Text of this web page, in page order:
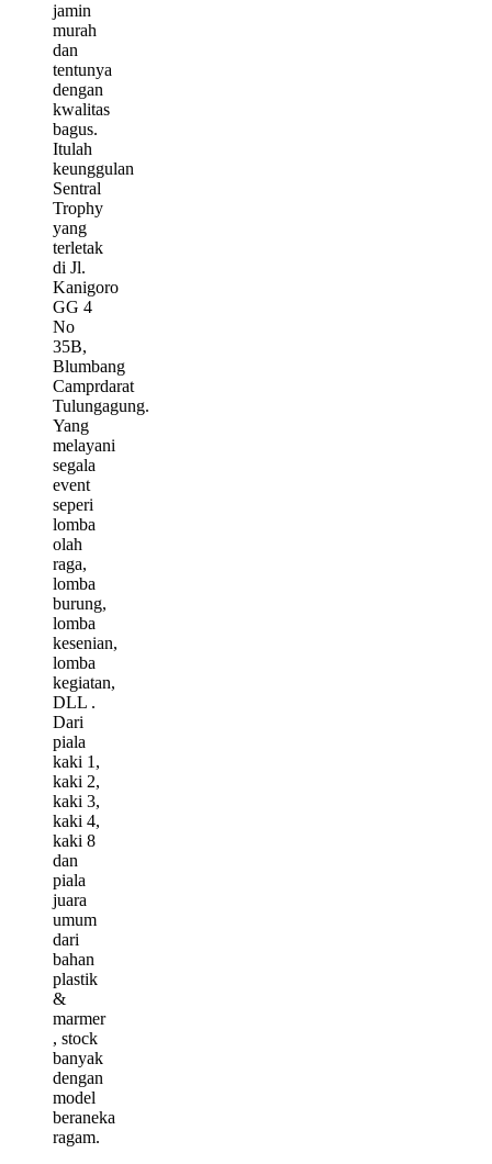
jamin
murah
dan
tentunya
dengan
kwalitas
bagus.
Itulah
keunggulan
Sentral
Trophy
yang
terletak
di Jl.
Kanigoro
GG 4
No
35B,
Blumbang
Camprdarat
Tulungagung.
Yang
melayani
segala
event
seperi
lomba
olah
raga,
lomba
burung,
lomba
kesenian,
lomba
kegiatan,
DLL .
Dari
piala
kaki 1,
kaki 2,
kaki 3,
kaki 4,
kaki 8
dan
piala
juara
umum
dari
bahan
plastik
&
marmer
, stock
banyak
dengan
model
beraneka
ragam.